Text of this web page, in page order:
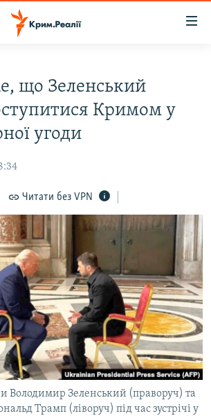
КРИМУ
що Зеленський
Кримом у
угоди
Читати без VPN
Володимир Зеленський (праворуч) та
Трамп (ліворуч) під час зустрічі у